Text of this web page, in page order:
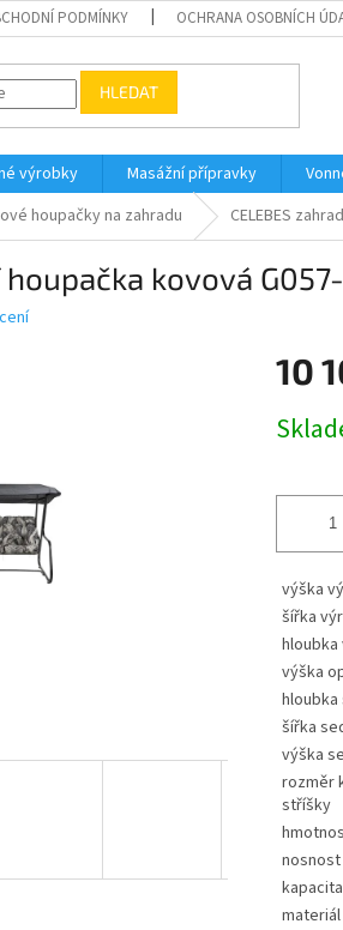
PODMÍNKY OCHRANA OSOBNÍCH
HLEDAT
výrobky Masážní přípravky
houpačky na zahradu CELEBES
houpačka kovová
10
cena:
výška
šířka
výška
hloubka
šířka
výška
rozměr
stříšky
nosnost
kapacita